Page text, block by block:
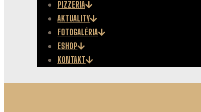
PIZZERIA
AKTUALITY
FOTOGALÉRIA
ESHOP
KONTAKT